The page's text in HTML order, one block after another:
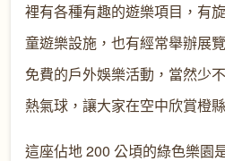
裡有各種有趣的遊樂項目，有
童遊樂設施，也有經常舉辦展
免費的戶外娛樂活動，當然少
熱氣球，讓大家在空中欣賞橙
這座佔地 200 公頃的綠色樂園